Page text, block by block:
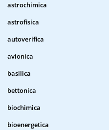
astrochimica
astrofisica
autoverifica
avionica
basilica
bettonica
biochimica
bioenergetica